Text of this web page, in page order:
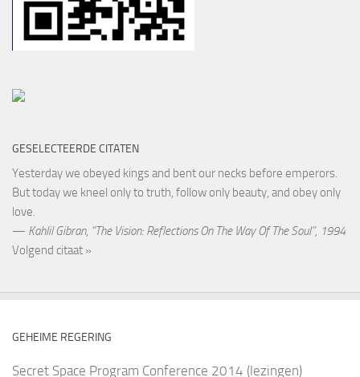
GESELECTEERDE CITATEN
Yesterday we obeyed kings and bent our necks before emperors.
But today we kneel only to truth, follow only beauty, and obey only
love.
— Kahlil Gibran, “The Vision: Reflections On The Way Of The Soul”, 1994
Volgend citaat »
GEHEIME REGERING
Secret Space Program Conference 2014 (lezingen)